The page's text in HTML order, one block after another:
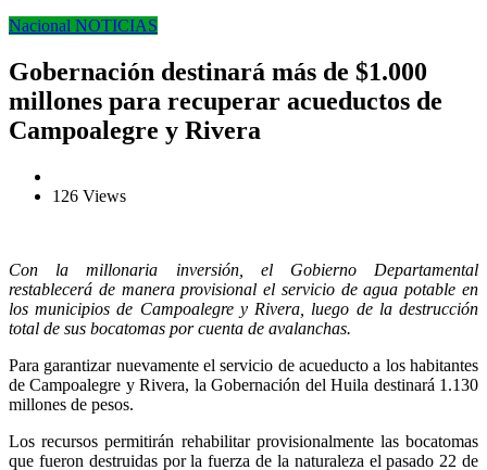
Nacional NOTICIAS
Gobernación destinará más de $1.000
millones para recuperar acueductos de
Campoalegre y Rivera
126 Views
Con la millonaria inversión, el Gobierno Departamental
restablecerá de manera provisional el servicio de agua potable en
los municipios de Campoalegre y Rivera, luego de la destrucción
total de sus bocatomas por cuenta de avalanchas.
Para garantizar nuevamente el servicio de acueducto a los habitantes
de Campoalegre y Rivera, la Gobernación del Huila destinará 1.130
millones de pesos.
Los recursos permitirán rehabilitar provisionalmente las bocatomas
que fueron destruidas por la fuerza de la naturaleza el pasado 22 de